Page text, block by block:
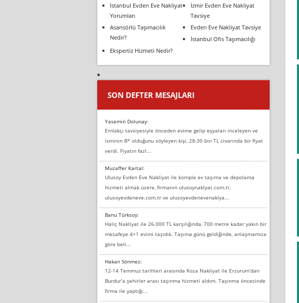
İstanbul Evden Eve Nakliyat
Yorumları
İzmir Evden Eve Nakliyat
Tavsiye
Asansörlü Taşımacılık
Nedir?
Evden Eve Nakliyat Tavsiye
İstanbul Ofis Taşımacılığı
Ekspertiz Hizmeti Nedir?
SON DEFTER MESAJLARI
Yasemin Dolunay:
Emlakçı tavsiyesiyle önceden evime gelip eşyaları inceleyen ve
isminin B* olduğunu söyleyen kişi, 28-30 bin TL civarında bir fiyat
verdi. Fiyatın fazl...
Muzaffer Kartal:
Ulusoy Evden Eve Nakliyat ile komple ev taşıma ve depolama
hizmeti almak üzere, firmanın ulusoynaklyat.com.tr,
ulusoyevdeneve.com.tr ve ulusoyevdenevenaklya...
Banu Türksoy:
Haliç Nakliyat ile 26.000 TL karşılığında, 700 metre kadar yakın bir
mesafeye 4+1 evimi taşıdık. Taşıma günü geldiğinde, anlaşmamıza
göre beli...
Hakan Sönmez:
12-14 Temmuz tarihleri arasında Koza Nakliyat ile Erzurum’dan
Burdur’a şehirler arası taşınma hizmeti aldım. Taşınma öncesinde
firma ile yaptığı...